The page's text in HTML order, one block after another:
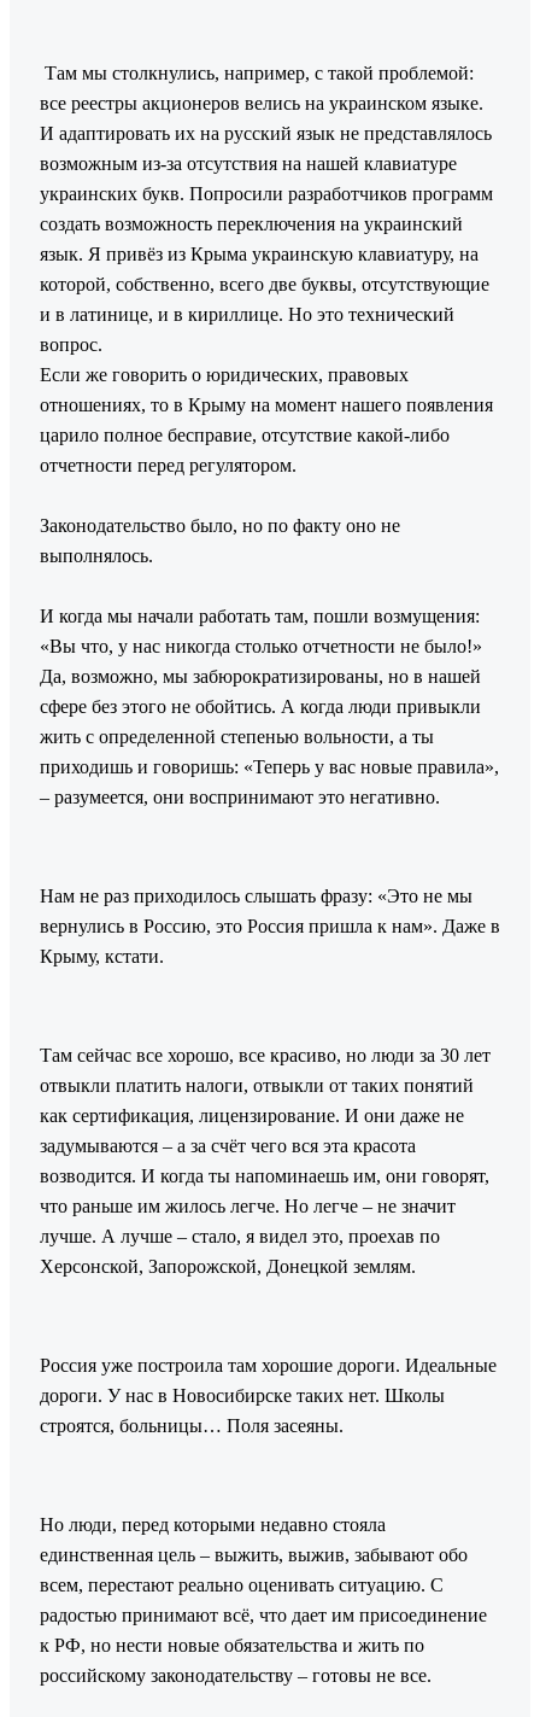
Там мы столкнулись, например, с такой проблемой:
все реестры акционеров велись на украинском языке.
И адаптировать их на русский язык не представлялось
возможным из-за отсутствия на нашей клавиатуре
украинских букв. Попросили разработчиков программ
создать возможность переключения на украинский
язык. Я привёз из Крыма украинскую клавиатуру, на
которой, собственно, всего две буквы, отсутствующие
и в латинице, и в кириллице. Но это технический
вопрос.
Если же говорить о юридических, правовых
отношениях, то в Крыму на момент нашего появления
царило полное бесправие, отсутствие какой-либо
отчетности перед регулятором.
Законодательство было, но по факту оно не
выполнялось.
И когда мы начали работать там, пошли возмущения:
«Вы что, у нас никогда столько отчетности не было!»
Да, возможно, мы забюрократизированы, но в нашей
сфере без этого не обойтись. А когда люди привыкли
жить с определенной степенью вольности, а ты
приходишь и говоришь: «Теперь у вас новые правила»,
– разумеется, они воспринимают это негативно.
Нам не раз приходилось слышать фразу: «Это не мы
вернулись в Россию, это Россия пришла к нам». Даже в
Крыму, кстати.
Там сейчас все хорошо, все красиво, но люди за 30 лет
отвыкли платить налоги, отвыкли от таких понятий
как сертификация, лицензирование. И они даже не
задумываются – а за счёт чего вся эта красота
возводится. И когда ты напоминаешь им, они говорят,
что раньше им жилось легче. Но легче – не значит
лучше. А лучше – стало, я видел это, проехав по
Херсонской, Запорожской, Донецкой землям.
Россия уже построила там хорошие дороги. Идеальные
дороги. У нас в Новосибирске таких нет. Школы
строятся, больницы… Поля засеяны.
Но люди, перед которыми недавно стояла
единственная цель – выжить, выжив, забывают обо
всем, перестают реально оценивать ситуацию. С
радостью принимают всё, что дает им присоединение
к РФ, но нести новые обязательства и жить по
российскому законодательству – готовы не все.